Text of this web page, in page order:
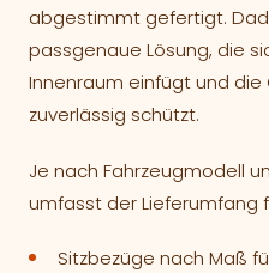
abgestimmt gefertigt.
passgenaue Lösung, die
Innenraum einfügt und die
zuverlässig schützt.
Je nach Fahrzeugmodell
umfasst der Lieferumfang
Sitzbezüge nach Maß